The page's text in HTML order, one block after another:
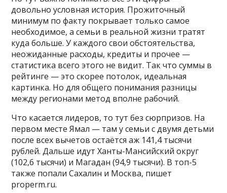
довольно условная история. Прожиточный
минимум по факту покрывает только самое
необходимое, а семьи в реальной жизни тратят
куда больше. У каждого свои обстоятельства,
неожиданные расходы, кредиты и прочее —
статистика всего этого не видит. Так что суммы в
рейтинге — это скорее потолок, идеальная
картинка. Но для общего понимания разницы
между регионами метод вполне рабочий.
Что касается лидеров, то тут без сюрпризов. На
первом месте Ямал — там у семьи с двумя детьми
после всех вычетов остаётся аж 141,4 тысячи
рублей. Дальше идут Ханты-Мансийский округ
(102,6 тысячи) и Магадан (94,9 тысячи). В топ-5
также попали Сахалин и Москва, пишет
properm.ru.